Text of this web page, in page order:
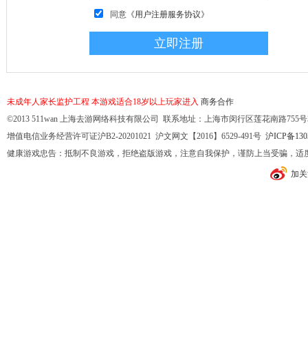
同意 《用户注册服务协议》
未成年人家长监护工程 本游戏适合18岁以上玩家进入 商务合作
©2013 511wan 上海去游网络科技有限公司 联系地址：上海市闵行区莲花南路755
增值电信业务经营许可证沪B2-20201021 沪文网文【2016】6529-491号 沪ICP备
健康游戏忠告：抵制不良游戏，拒绝盗版游戏，注意自我保护，谨防上当受骗，
加